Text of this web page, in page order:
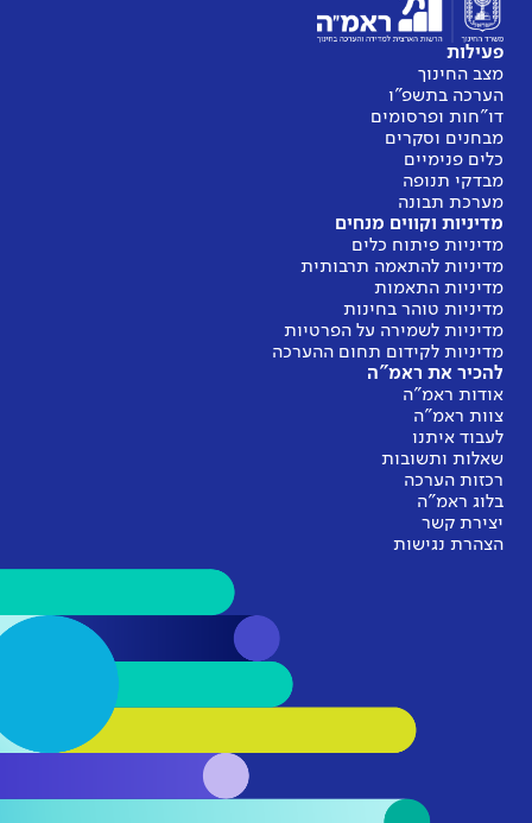
פעילות
מצב החינוך
הערכה בתשפ"ו
דו"חות ופרסומים
מבחנים וסקרים
כלים פנימיים
מבדקי תנופה
מערכת תבונה
מדיניות וקווים מנחים
מדיניות פיתוח כלים
מדיניות להתאמה תרבותית
מדיניות התאמות
מדיניות טוהר בחינות
מדיניות לשמירה על הפרטיות
מדיניות לקידום תחום ההערכה
להכיר את ראמ"ה
אודות ראמ"ה
צוות ראמ"ה
לעבוד איתנו
שאלות ותשובות
רכזות הערכה
בלוג ראמ"ה
יצירת קשר
הצהרת נגישות